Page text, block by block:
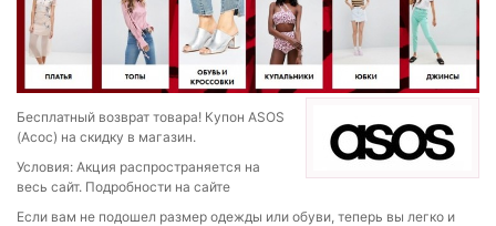
Бесплатный возврат товара! Купон ASOS
(Асос) на скидку в магазин.
Условия: Акция распространяется на
весь сайт. Подробности на сайте
Если вам не подошел размер одежды или обуви, теперь вы легко и